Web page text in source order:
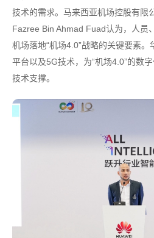
技术的需求。马来西亚机场控股有限
Fazree Bin Ahmad Fuad认为，人员
机场落地“机场4.0”战略的关键要素
平台以及5G技术，为“机场4.0”的数
技术支撑。